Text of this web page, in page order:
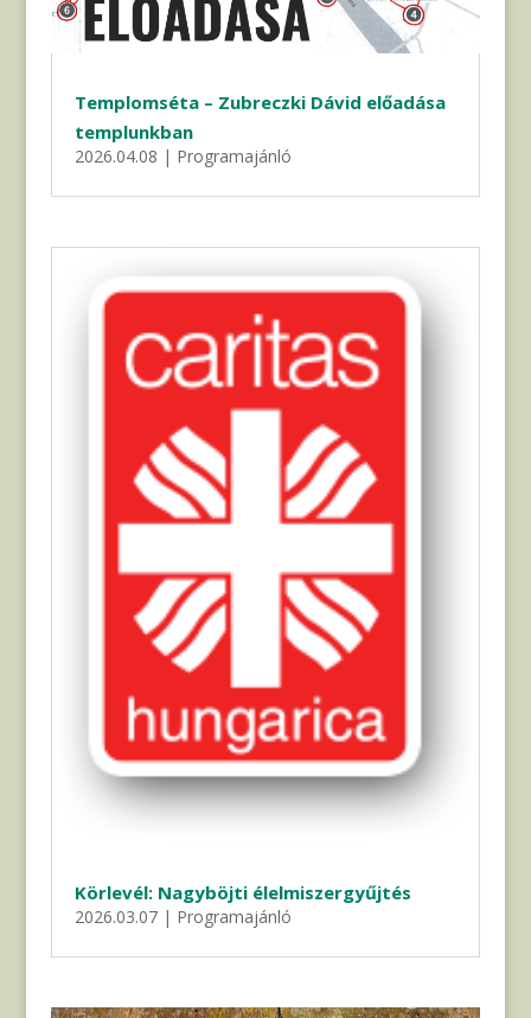
Templomséta – Zubreczki Dávid előadása
templunkban
2026.04.08 | Programajánló
Körlevél: Nagyböjti élelmiszergyűjtés
2026.03.07| Programajánló